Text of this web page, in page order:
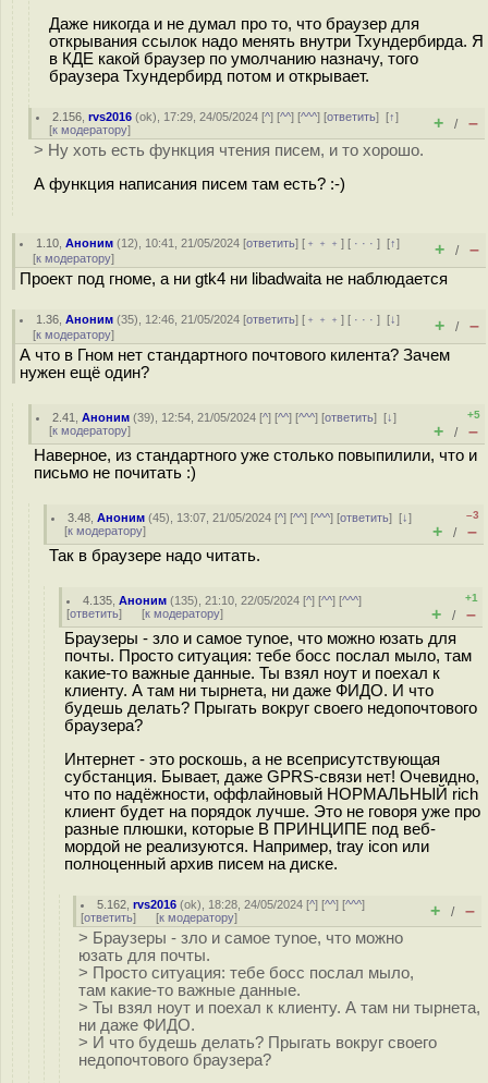
Даже никогда и не думал про то, что браузер для
открывания ссылок надо менять внутри Тхундербирда. Я
в КДЕ какой браузер по умолчанию назначу, того
браузера Тхундербирд потом и открывает.
2.156 ,rvs2016 (ok), 17:29, 24/05/2024 [^] [^^] [^^^] [ответить][↑]
[к модератору] + / –
> Ну хоть есть функция чтения писем, и то хорошо.
А функция написания писем там есть? :-)
1.10 ,Аноним (12), 10:41, 21/05/2024 [ответить] [ ﹢﹢﹢] [ · · ·][↑]
[к модератору] + / –
Проект под гноме, а ни gtk4 ни libadwaita не наблюдается
1.36 ,Аноним (35), 12:46, 21/05/2024 [ответить] [ ﹢﹢﹢] [ · · ·][↓]
[к модератору] + / –
А что в Гном нет стандартного почтового килента? Зачем
нужен ещё один?
2.41 ,Аноним (39), 12:54, 21/05/2024 [^] [^^] [^^^] [ответить][↓]
[к модератору]
+5
+ / –
Наверное, из стандартного уже столько повыпилили, что и
письмо не почитать :)
3.48 ,Аноним (45), 13:07, 21/05/2024 [^] [^^] [^^^] [ответить][↓]
[к модератору]
–3
+ / –
Так в браузере надо читать.
4.135 ,Аноним (135), 21:10, 22/05/2024 [^] [^^] [^^^]
[ответить] [к модератору]
+1
+ / –
Браузеры - зло и самое туnое, что можно юзать для
почты. Просто ситуация: тебе босс послал мыло, там
какие-то важные данные. Ты взял ноут и поехал к
клиенту. А там ни тырнета, ни даже ФИДО. И что
будешь делать? Прыгать вокруг своего недопочтового
браузера?
Интернет - это роскошь, а не всеприсутствующая
субстанция. Бывает, даже GPRS-связи нет! Очевидно,
что по надёжности, оффлайновый НОРМАЛЬНЫЙ rich
клиент будет на порядок лучше. Это не говоря уже про
разные плюшки, которые В ПРИНЦИПЕ под веб-
мордой не реализуются. Например, tray icon или
полноценный архив писем на диске.
5.162 ,rvs2016 (ok), 18:28, 24/05/2024 [^] [^^] [^^^]
[ответить] [к модератору] + / –
> Браузеры - зло и самое туnое, что можно
юзать для почты.
> Просто ситуация: тебе босс послал мыло,
там какие-то важные данные.
> Ты взял ноут и поехал к клиенту. А там ни тырнета,
ни даже ФИДО.
> И что будешь делать? Прыгать вокруг своего
недопочтового браузера?